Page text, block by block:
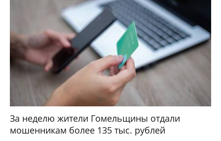
За неделю жители Гомельщины отдали
мошенникам более 135 тыс. рублей